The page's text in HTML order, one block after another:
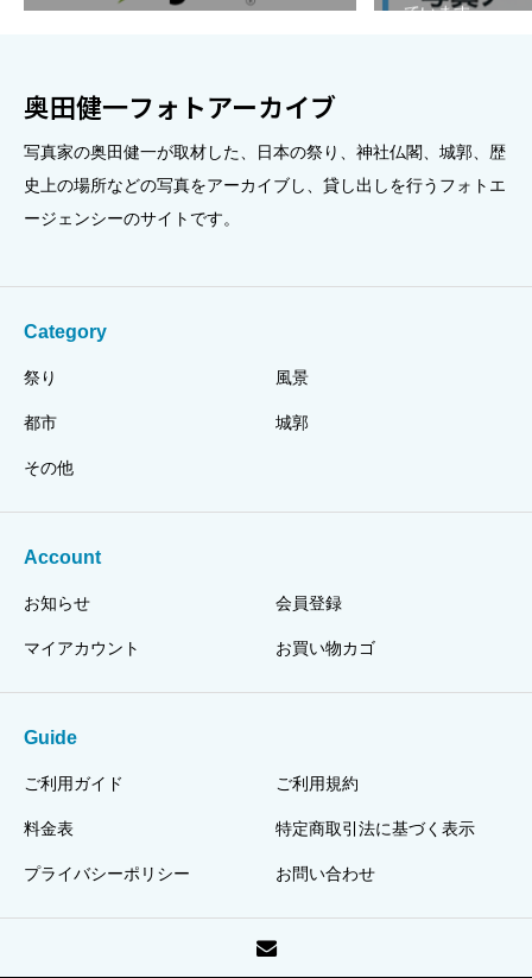
ています。
奥田健一フォトアーカイブ
写真家の奥田健一が取材した、日本の祭り、神社仏閣、城郭、歴
史上の場所などの写真をアーカイブし、貸し出しを行うフォトエ
ージェンシーのサイトです。
Category
祭り 風景
都市 城郭
その他
Account
お知らせ 会員登録
マイアカウント お買い物カゴ
Guide
ご利用ガイド ご利用規約
料金表 特定商取引法に基づく表示
プライバシーポリシー お問い合わせ